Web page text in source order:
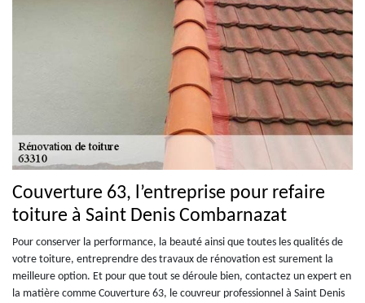
Couverture 63, l’entreprise pour refaire
toiture à Saint Denis Combarnazat
Pour conserver la performance, la beauté ainsi que toutes les qualités de
votre toiture, entreprendre des travaux de rénovation est surement la
meilleure option. Et pour que tout se déroule bien, contactez un expert en
la matière comme Couverture 63, le couvreur professionnel à Saint Denis